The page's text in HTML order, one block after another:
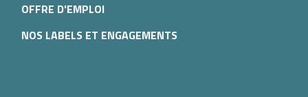
OFFRE D'EMPLOI
NOS LABELS ET ENGAGEMENTS